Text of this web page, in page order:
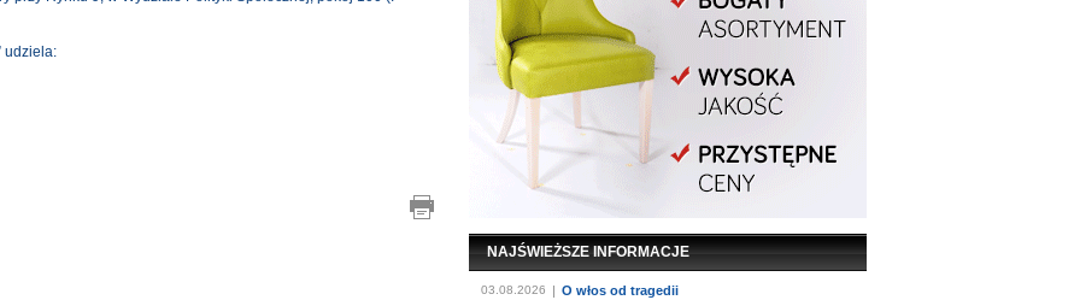
udziela:
NAJŚWIEŻSZE INFORMACJE
03.08.2026 | O włos od tragedii